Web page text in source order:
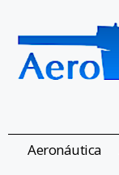
Aeronáutica